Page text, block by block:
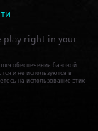
play right in your
обеспечения базовой
и не используются в
на использование этих